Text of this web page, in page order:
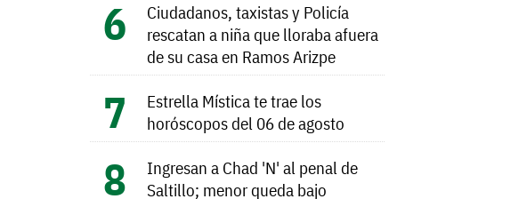
Ciudadanos, taxistas y Policía
rescatan a niña que lloraba afuera
de su casa en Ramos Arizpe
Estrella Mística te trae los
horóscopos del 06 de agosto
Ingresan a Chad 'N' al penal de
Saltillo; menor queda bajo